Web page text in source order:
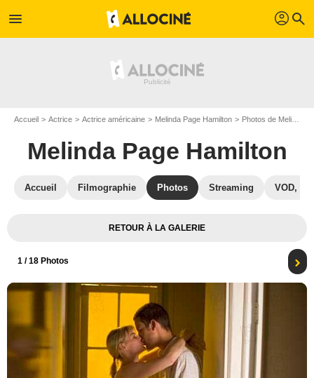
menu profil search
Accueil Actrice Actrice américaine Melinda Page Hamilton Photos de Melinda Page Hamilton
Melinda Page Hamilton
Accueil Filmographie Photos Streaming VOD,
RETOUR À LA GALERIE
1 / 18 Photos